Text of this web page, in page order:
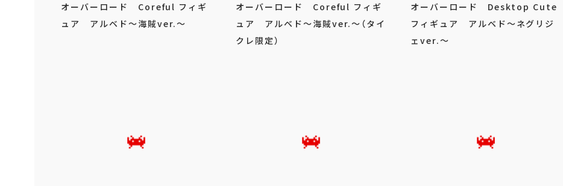
オーバーロード Coreful フィギ
ュア アルベド～海賊ver.～
オーバーロード Coreful フィギ
ュア アルベド～海賊ver.～（タイ
クレ限定）
オーバーロード Desktop Cute
フィギュア アルベド～ネグリジ
ェver.～